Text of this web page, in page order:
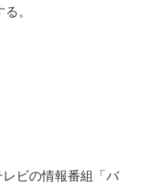
。
ビの情報番組「バ